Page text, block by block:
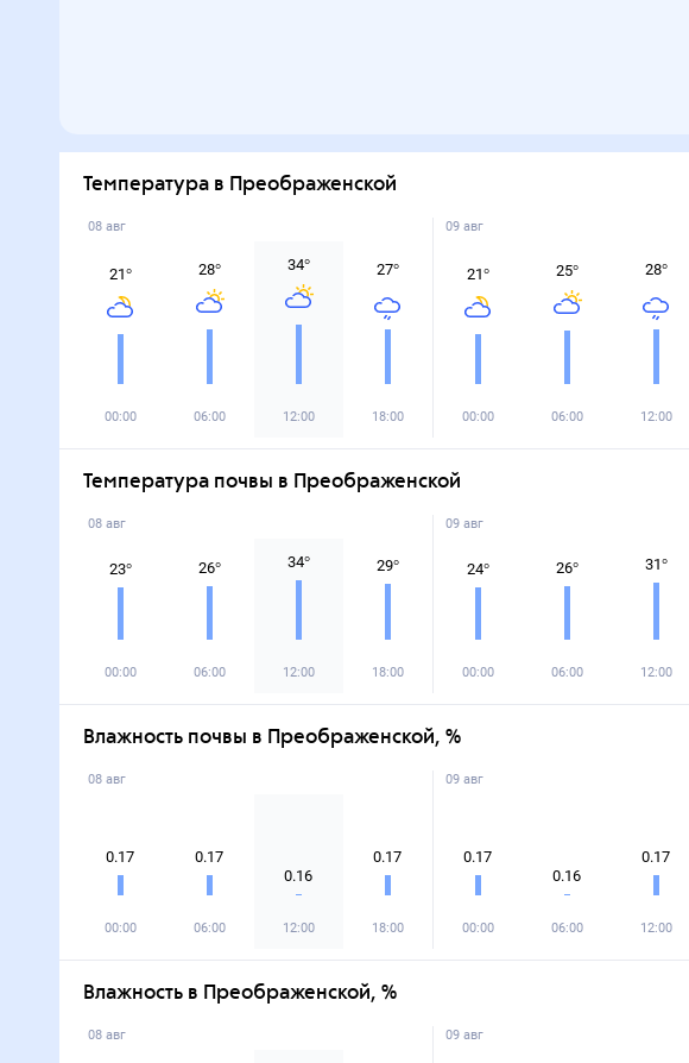
Температура в Преображенской
08 авг
21°
00:00
28°
06:00
34°
12:00
27°
18:00
09 авг
21°
00:00
25°
06:00
28°
12:00
Температура почвы в Преображенской
08 авг
23°
00:00
26°
06:00
34°
12:00
29°
18:00
09 авг
24°
00:00
26°
06:00
31°
12:00
Влажность почвы в Преображенской, %
08 авг
0.17
00:00
0.17
06:00
0.16
12:00
0.17
18:00
09 авг
0.17
00:00
0.16
06:00
0.17
12:00
Влажность в Преображенской, %
08 авг 09 авг